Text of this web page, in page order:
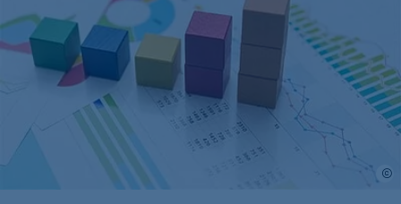
etracker Analytics
Name:
et_oi_v2
Anbieter:
etracker GmbH
Cookie Erkennung